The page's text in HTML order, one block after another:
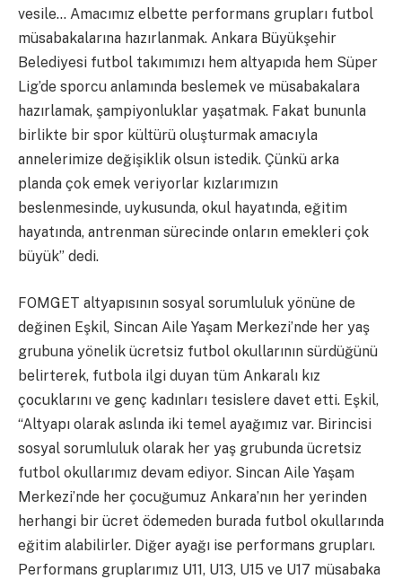
vesile… Amacımız elbette performans grupları futbol
müsabakalarına hazırlanmak. Ankara Büyükşehir
Belediyesi futbol takımımızı hem altyapıda hem Süper
Lig’de sporcu anlamında beslemek ve müsabakalara
hazırlamak, şampiyonluklar yaşatmak. Fakat bununla
birlikte bir spor kültürü oluşturmak amacıyla
annelerimize değişiklik olsun istedik. Çünkü arka
planda çok emek veriyorlar kızlarımızın
beslenmesinde, uykusunda, okul hayatında, eğitim
hayatında, antrenman sürecinde onların emekleri çok
büyük” dedi.
FOMGET altyapısının sosyal sorumluluk yönüne de
değinen Eşkil, Sincan Aile Yaşam Merkezi’nde her yaş
grubuna yönelik ücretsiz futbol okullarının sürdüğünü
belirterek, futbola ilgi duyan tüm Ankaralı kız
çocuklarını ve genç kadınları tesislere davet etti. Eşkil,
“Altyapı olarak aslında iki temel ayağımız var. Birincisi
sosyal sorumluluk olarak her yaş grubunda ücretsiz
futbol okullarımız devam ediyor. Sincan Aile Yaşam
Merkezi’nde her çocuğumuz Ankara’nın her yerinden
herhangi bir ücret ödemeden burada futbol okullarında
eğitim alabilirler. Diğer ayağı ise performans grupları.
Performans gruplarımız U11, U13, U15 ve U17 müsabaka